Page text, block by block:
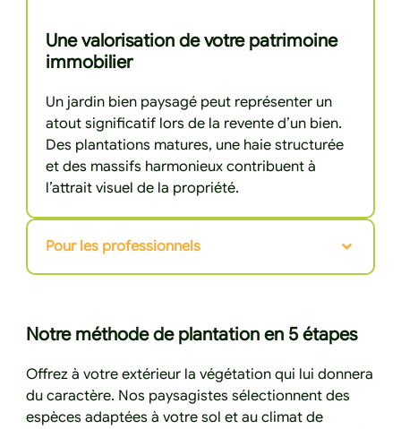
Une valorisation de votre patrimoine
immobilier
Un jardin bien paysagé peut représenter un
atout significatif lors de la revente d’un bien.
Des plantations matures, une haie structurée
et des massifs harmonieux contribuent à
l’attrait visuel de la propriété.
Pour les professionnels
Notre méthode de plantation en 5 étapes
Offrez à votre extérieur la végétation qui lui donnera
du caractère. Nos paysagistes sélectionnent des
espèces adaptées à votre sol et au climat de